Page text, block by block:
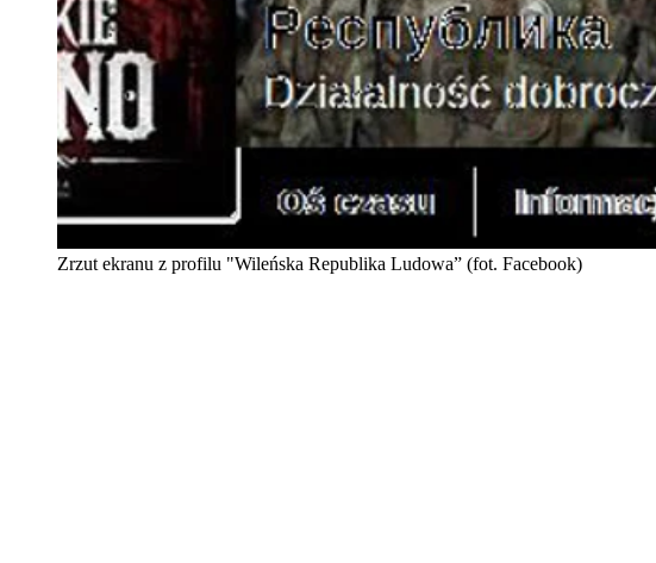
Zrzut ekranu z profilu "Wileńska Republika Ludowa” (fot. Facebook)